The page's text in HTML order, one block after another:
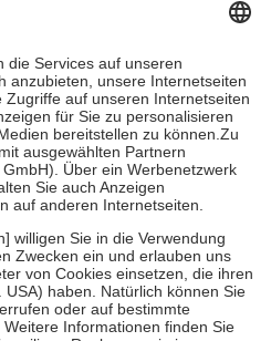
in Höhe von zehn
nie mehr als die tatsächlichen
auch für Online-Apotheken.
beträgt die
sowie zehn Euro je
für ihre eigene Gesundheit zu
der Familie zu unterstützen,
zum vollendeten 18. Lebensjahr
und Früherkennung, die von der